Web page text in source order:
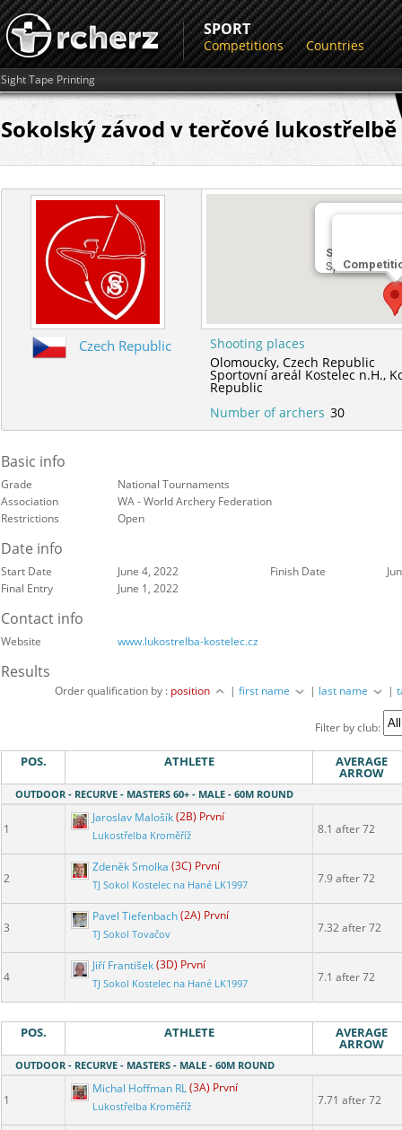
SPORT
Competitions Countries
Sight Tape Printing
Sokolský závod v terčové lukostřelbě
Shooting
Sportovní
Czech Republic
Shooting places
Olomoucky,Czech Republic
Sportovní areál Kostelec n.H.,
Republic
Number of archers 30
Basic info
Grade
National Tournaments
Association
WA - World Archery Federation
Restrictions
Open
Date info
Start Date June 4, 2022 Finish Date
Final Entry
June 1, 2022
Contact info
Website www.lukostrelba-kostelec.cz
Results
Order qualification by : position |first name | last name |
Filter by club:
POS. ATHLETE AVERAGE
ARROW
OUTDOOR - RECURVE - MASTERS 60+ - MALE - 60M ROUND
1
Jaroslav Malošík(2B) První
Lukostřelba Kroměříž 8.1 after 72
2
Zdeněk Smolka (3C) První
TJ Sokol Kostelec na Hané LK1997 7.9 after 72
3
Pavel Tiefenbach(2A) První
TJ Sokol Tovačov 7.32 after 72
4
Jiří František(3D) První
TJ Sokol Kostelec na Hané LK1997 7.1 after 72
POS. ATHLETE AVERAGE
ARROW
OUTDOOR - RECURVE - MASTERS - MALE - 60M ROUND
1
Michal Hoffman RL(3A) První
Lukostřelba Kroměříž 7.71 after 72